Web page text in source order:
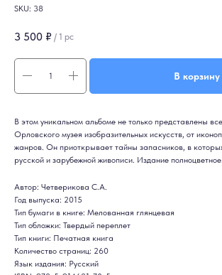
SKU: 38
3 500 ₽ / 1 pc
В корзину
В этом уникальном альбоме не только представлены
Орловского музея изобразительных искусств, от
жанров. Он приоткрывает тайны запасников, в
русской и зарубежной живописи. Издание полноцветное.
Автор: Четверикова С.А.
Год выпуска: 2015
Тип бумаги в книге: Мелованная глянцевая
Тип обложки: Твердый переплет
Тип книги: Печатная книга
Количество страниц: 260
Язык издания: Русский